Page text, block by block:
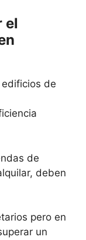
el
de
de
deben
pero en
un